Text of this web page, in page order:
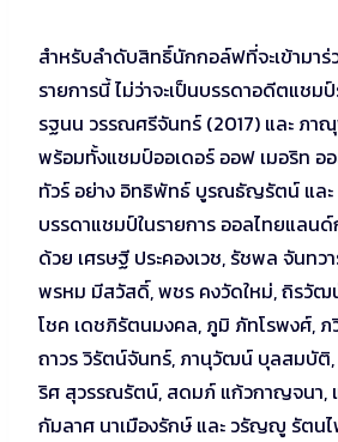
สำหรับลำดับสิทธิ์นักกอล์ฟที่จะเข้ามาร่
รายการนี้ ไม่ว่าจะเป็นบรรดาอดีตแชม
รฐนน วรรณศรีจันทร์ (2017) และ ภา
พร้อมทั้งแชมป์ออเดอร์ ออฟ เมอริท
ทัวร์ อย่าง อิทธิพัทธ์ บูรณธัญรัตน์ และ
บรรดาแชมป์ในรายการ ออลไทยแลน
ด้วย เศรษฐี ประคองเวช, รัชพล จันท
พรหม มีสวัสดิ์, พชร คงวัดใหม่, ถิรวั
โชค เดชภิรัตนมงคล, ภูมิ ภัทโรพงศ์, ภ
ถาวร วิรัตน์จันทร์, ภานุวัฒน์ บุลสมบัติ,
ริศ สุวรรณรัตน์, สดมภ์ แก้วกาญจนา,
กัมลาศ นาเมืองรักษ์ และ วรัญญู รัตน